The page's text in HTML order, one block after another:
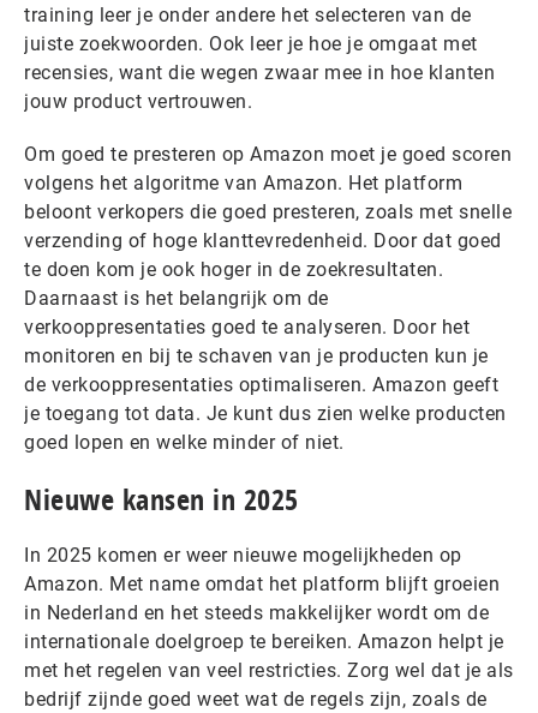
training leer je onder andere het selecteren van de
juiste zoekwoorden. Ook leer je hoe je omgaat met
recensies, want die wegen zwaar mee in hoe klanten
jouw product vertrouwen.
Om goed te presteren op Amazon moet je goed scoren
volgens het algoritme van Amazon. Het platform
beloont verkopers die goed presteren, zoals met snelle
verzending of hoge klanttevredenheid. Door dat goed
te doen kom je ook hoger in de zoekresultaten.
Daarnaast is het belangrijk om de
verkooppresentaties goed te analyseren. Door het
monitoren en bij te schaven van je producten kun je
de verkooppresentaties optimaliseren. Amazon geeft
je toegang tot data. Je kunt dus zien welke producten
goed lopen en welke minder of niet.
Nieuwe kansen in 2025
In 2025 komen er weer nieuwe mogelijkheden op
Amazon. Met name omdat het platform blijft groeien
in Nederland en het steeds makkelijker wordt om de
internationale doelgroep te bereiken. Amazon helpt je
met het regelen van veel restricties. Zorg wel dat je als
bedrijf zijnde goed weet wat de regels zijn, zoals de